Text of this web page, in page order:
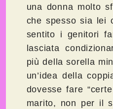
una donna molto
che spesso sia lei
sentito i genitori
lasciata
più della sorella
un’idea della
dovesse fare
marito, non per il